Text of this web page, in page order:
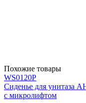
Похожие товары
WS0120P
Сиденье для унитаза
с микролифтом